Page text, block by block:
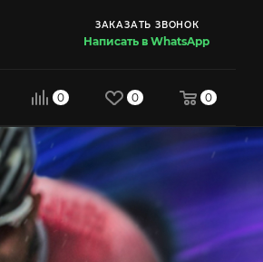
ЗАКАЗАТЬ ЗВОНОК
Написать в WhatsApp
0 0 0